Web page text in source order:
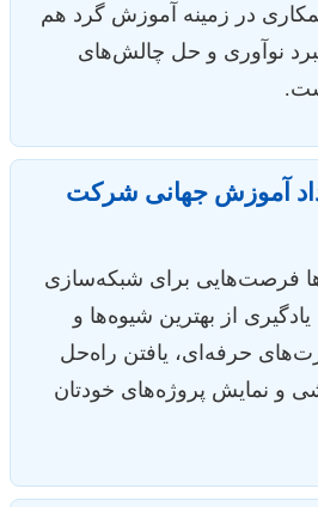
در زمینه آموزش گرد هم
نوآوری و حل چالش‌های
آموزش جهانی شرکت
فرصت‌هایی برای شبکه‌سازی
یادگیری از بهترین شیوه‌ها و
حرفه‌ای، یافتن راه‌حل
و نمایش پروژه‌های خودتان